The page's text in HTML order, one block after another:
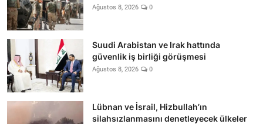
Ağustos 8, 2026 0
Suudi Arabistan ve Irak hattında
güvenlik iş birliği görüşmesi
Ağustos 8, 2026 0
Lübnan ve İsrail, Hizbullah’ın
silahsızlanmasını denetleyecek ülkeler